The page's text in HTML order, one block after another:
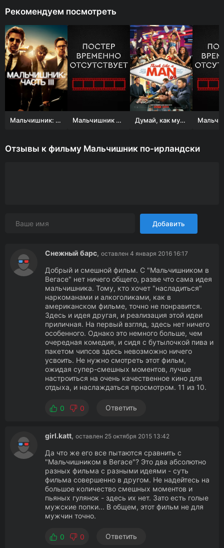
Рекомендуем посмотреть
Мальчишник: Часть III Мальчишник 2: Из Вегаса в Бангкок Думай, как мужчина 2
Отзывы к фильму Мальчишник по-ирландски
Добавить
Снежный барс, оставлен 4 января 2016 16:17
Добрый и смешной фильм. С "Мальчишником в
Вегасе" нет ничего общего, разве что сама идея
мальчишника. Тому, кто хочет "насладиться"
наркоманами и алкоголиками, как в
американском фильме, точно не понравится.
Здесь и идея другая, и реализация этой идеи
приличная. На первый взгляд, здесь нет ничего
особенного. Однако это немного больше, чем
очередная комедия, и сидя с бутылочкой пива и
пакетом чипсов здесь невозможно ничего
усвоить. Не нужно смотреть этот фильм,
ожидая супер-смешных моментов, лучше
настроиться на очень качественное кино для
отдыха, и наслаждаться просмотром. 11 из 10.
0 0 Ответить
girl.katt, оставлен 25 октября 2015 13:42
Да что же его все пытаются сравнить с
"Мальчишником в Вегасе"? Это два абсолютно
разных фильма с разными идеями - суть
фильма совершенно в другом. Не надейтесь на
большое количество смешных моментов и
пьяных гулянок - здесь их нет. Зато есть голые
мужские попки... В общем, этот фильм не для
мужчин точно.
0 0 Ответить